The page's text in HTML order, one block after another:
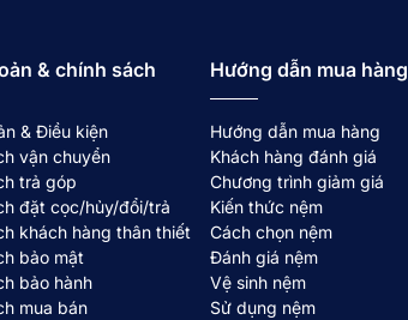
& chính sách
& Điều kiện
vận chuyển
trả góp
đặt cọc/hủy/đổi/trả
khách hàng thân thiết
bảo mật
bảo hành
mua bán
Hướng dẫn mua hàng
Hướng dẫn mua hàng
Khách hàng đánh giá
Chương trình giảm giá
Kiến thức nệm
Cách chọn nệm
Đánh giá nệm
Vệ sinh nệm
Sử dụng nệm